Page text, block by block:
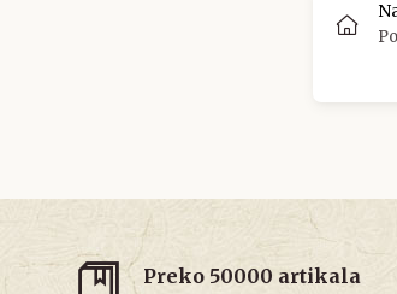
Preko 50000 artikala